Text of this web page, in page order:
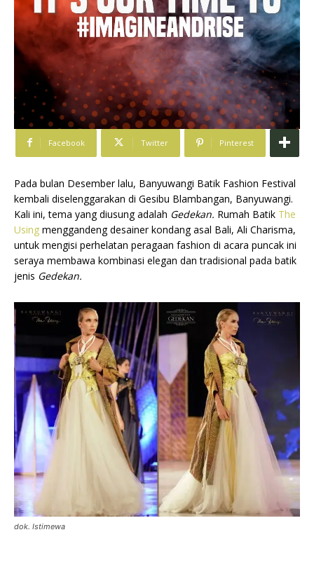
Facebook Twitter Pinterest
Pada bulan Desember lalu, Banyuwangi Batik Fashion Festival
kembali diselenggarakan di Gesibu Blambangan, Banyuwangi.
Kali ini, tema yang diusung adalah Gedekan. Rumah Batik The
Using menggandeng desainer kondang asal Bali, Ali Charisma,
untuk mengisi perhelatan peragaan fashion di acara puncak ini
seraya membawa kombinasi elegan dan tradisional pada batik
jenis Gedekan.
dok. Istimewa